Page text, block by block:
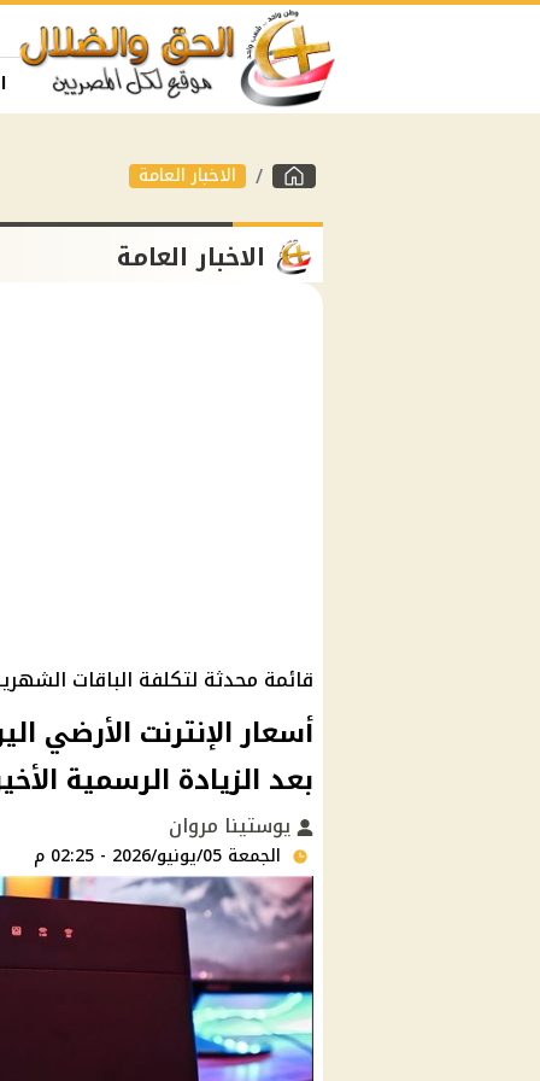
الاخبار العامة
الاخبار العامة
قائمة محدثة لتكلفة الباقات
بعد الزيادة الرسمية
يوستينا مروان
الجمعة 05/يونيو/2026 - 02:25 م